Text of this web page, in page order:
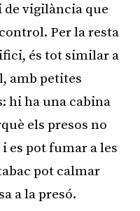
de vigilància que
Per la resta
és tot similar a
amb petites
hi ha una cabina
els presos no
es pot fumar a les
pot calmar
a la presó.